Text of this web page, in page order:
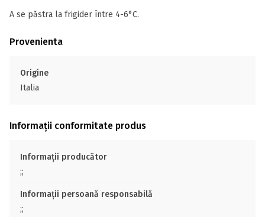
A se păstra la frigider între 4-6°C.
Provenienta
Origine
Italia
Informații conformitate produs
Informații producător
;;
Informații persoană responsabilă
;;